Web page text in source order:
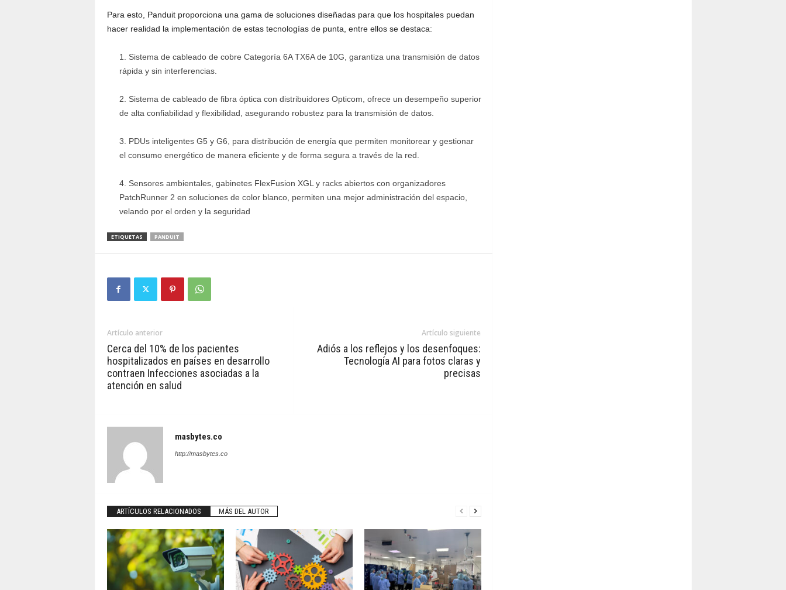
Para esto, Panduit proporciona una gama de soluciones diseñadas para que los hospitales puedan
hacer realidad la implementación de estas tecnologías de punta, entre ellos se destaca:
Sistema de cableado de cobre Categoría 6A TX6A de 10G, garantiza una transmisión de datos
rápida y sin interferencias.
Sistema de cableado de fibra óptica con distribuidores Opticom, ofrece un desempeño superior
de alta confiabilidad y flexibilidad, asegurando robustez para la transmisión de datos.
PDUs inteligentes G5 y G6, para distribución de energía que permiten monitorear y gestionar
el consumo energético de manera eficiente y de forma segura a través de la red.
Sensores ambientales, gabinetes FlexFusion XGL y racks abiertos con organizadores
PatchRunner 2 en soluciones de color blanco, permiten una mejor administración del espacio,
velando por el orden y la seguridad
ETIQUETAS PANDUIT
Artículo anterior
Cerca del 10% de los pacientes
hospitalizados en países en desarrollo
contraen Infecciones asociadas a la
atención en salud
Artículo siguiente
Adiós a los reflejos y los desenfoques:
Tecnología AI para fotos claras y
precisas
masbytes.co
http://masbytes.co
ARTÍCULOS RELACIONADOS MÁS DEL AUTOR